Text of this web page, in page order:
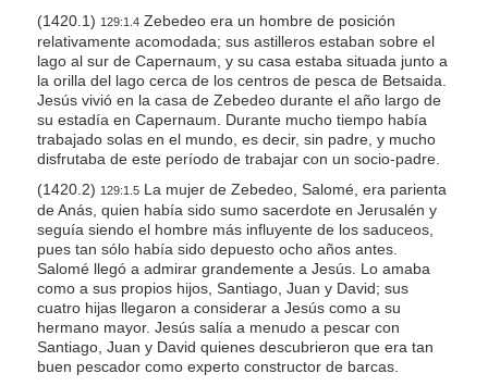
(1420.1) 129:1.4Zebedeo era un hombre de posición
relativamente acomodada; sus astilleros estaban sobre el
lago al sur de Capernaum, y su casa estaba situada junto a
la orilla del lago cerca de los centros de pesca de Betsaida.
Jesús vivió en la casa de Zebedeo durante el año largo de
su estadía en Capernaum. Durante mucho tiempo había
trabajado solas en el mundo, es decir, sin padre, y mucho
disfrutaba de este período de trabajar con un socio-padre.
(1420.2) 129:1.5La mujer de Zebedeo, Salomé, era parienta
de Anás, quien había sido sumo sacerdote en Jerusalén y
seguía siendo el hombre más influyente de los saduceos,
pues tan sólo había sido depuesto ocho años antes.
Salomé llegó a admirar grandemente a Jesús. Lo amaba
como a sus propios hijos, Santiago, Juan y David; sus
cuatro hijas llegaron a considerar a Jesús como a su
hermano mayor. Jesús salía a menudo a pescar con
Santiago, Juan y David quienes descubrieron que era tan
buen pescador como experto constructor de barcas.